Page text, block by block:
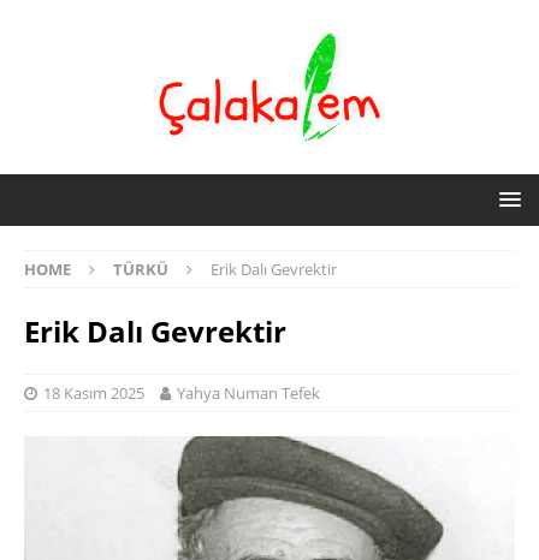
HOME TÜRKÜ Erik Dalı Gevrektir
Erik Dalı Gevrektir
18 Kasım 2025 Yahya Numan Tefek